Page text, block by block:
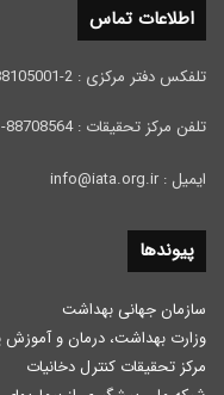
اطلاعات تماس
تلفکس دفتر مرکزی : 2-88105001-021
تلفن مرکز تحقیقات : 88708564-021
ایمیل : info@iata.org.ir
پیوندها
سازمان جهانی بهداشت
وزارت بهداشت، درمان و
مرکز تحقیقات کنترل دخانیات